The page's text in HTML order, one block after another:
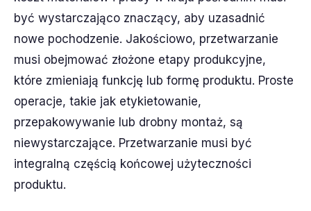
być wystarczająco znaczący, aby uzasadnić
nowe pochodzenie. Jakościowo, przetwarzanie
musi obejmować złożone etapy produkcyjne,
które zmieniają funkcję lub formę produktu. Proste
operacje, takie jak etykietowanie,
przepakowywanie lub drobny montaż, są
niewystarczające. Przetwarzanie musi być
integralną częścią końcowej użyteczności
produktu.